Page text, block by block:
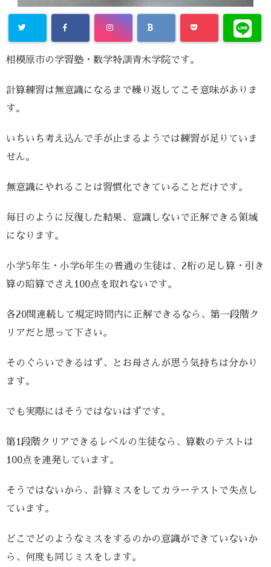
相模原市の学習塾・数学特訓青木学院です。
計算練習は無意識になるまで繰り返してこそ意味がありま
す。
いちいち考え込んで手が止まるようでは練習が足りていま
せん。
無意識にやれることは習慣化できていることだけです。
毎日のように反復した結果、意識しないで正解できる領域
になります。
小学5年生・小学6年生の普通の生徒は、2桁の足し算・引き
算の暗算でさえ100点を取れないです。
各20問連続して規定時間内に正解できるなら、第一段階ク
リアだと思って下さい。
そのぐらいできるはず、とお母さんが思う気持ちは分かり
ます。
でも実際にはそうではないはずです。
第1段階クリアできるレベルの生徒なら、算数のテストは
100点を連発しています。
そうではないから、計算ミスをしてカラーテストで失点し
ています。
どこでどのようなミスをするのかの意識ができていないか
ら、何度も同じミスをします。